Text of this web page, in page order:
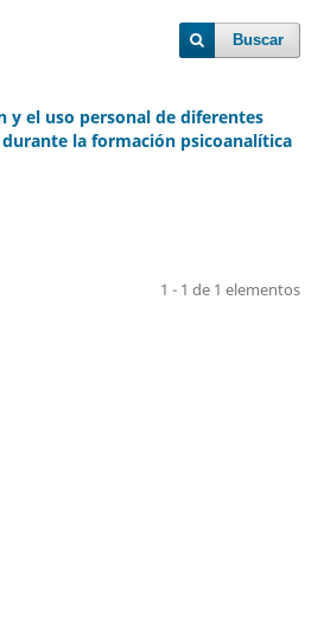
Buscar
y el uso personal de diferentes
la formación psicoanalítica
1 - 1 de 1 elementos